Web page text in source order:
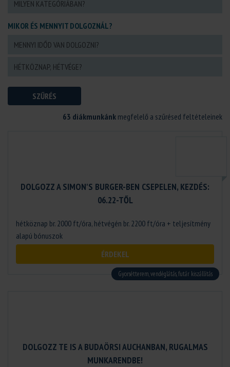
MIKOR ÉS MENNYIT DOLGOZNÁL?
SZŰRÉS
63 diákmunkánk megfelelő a szűrésed feltételeinek
DOLGOZZ A SIMON'S BURGER-BEN CSEPELEN, KEZDÉS:
06.22-TŐL
hétköznap br. 2000 ft/óra, hétvégén br. 2200 ft/óra + teljesítmény
alapú bónuszok
ÉRDEKEL
Gyorsétterem, vendéglátás, futár kiszállítás
DOLGOZZ TE IS A BUDAÖRSI AUCHANBAN, RUGALMAS
MUNKARENDBE!